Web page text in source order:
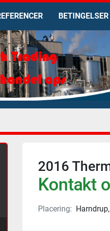
REFERENCER BETINGELSER
2016
Kontakt
Placering: